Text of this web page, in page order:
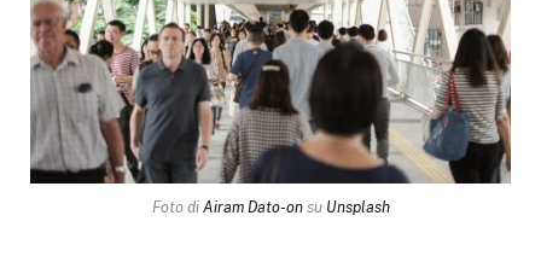
Foto di Airam Dato-onsu Unsplash